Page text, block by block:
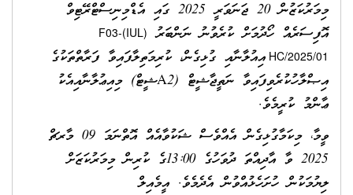
މިމަރުކަޒުން 20 ޖަނަވަރީ 2025 ގައި އެޑްމިނިސްޓްރޭޓިވް
އޮފިސަރެއް ހޯދުމަށް ކުރެވުނު ނަންބަރު
(IUL)F03-
HC/2025/01 އިއުލާނާއި ގުޅިގެން، ކުރިމަތިލާފައިވާ ފަރާތްތަކުގެ
އިޞްލާހުކުރެވިފައިވާ ނަތީޖާޝީޓް (A2ޝީޓް) މިއިޢުލާނާއިއެކު
ޢާންމު ކުރީމެވެ.
ވީމާ، މިކަމާގުޅިގެން އެއްވެސް ޝަކުވާއެއް އޮތްނަމަ 09 މާރޗް
2025 ވާ އާދިއްތަ ދުވަހުގެ 13:00ގެ ކުރިން
މިމަރުކަޒަށް
ލިޔުމަކުން ހުށަހެޅުއްވުން އެދެމެވެ. އީމެއިލް